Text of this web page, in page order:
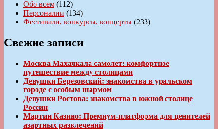
Обо всем (112)
Персоналии (134)
Фестивали, конкурсы, концерты (233)
Свежие записи
Москва Махачкала самолет: комфортное
путешествие между столицами
Девушки Березовский: знакомства в уральском
городе с особым шармом
Девушки Ростова: знакомства в южной столице
России
Мартин Казино: Премиум-платформа для ценителей
азартных развлечений